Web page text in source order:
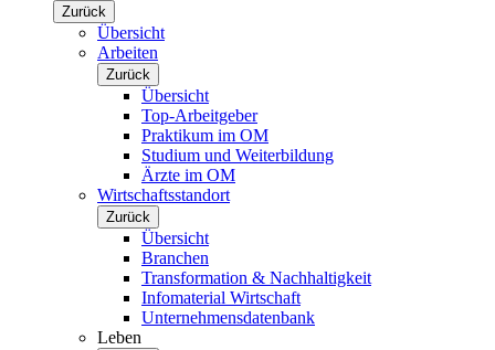
Zurück
Übersicht
Arbeiten
Zurück
Übersicht
Top-Arbeitgeber
Praktikum im OM
Studium und Weiterbildung
Ärzte im OM
Wirtschaftsstandort
Zurück
Übersicht
Branchen
Transformation & Nachhaltigkeit
Infomaterial Wirtschaft
Unternehmensdatenbank
Leben